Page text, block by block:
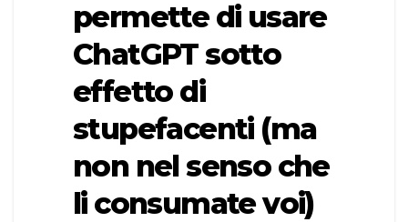
permette di usare
ChatGPT sotto
effetto di
stupefacenti (ma
non nel senso che
li consumate voi)